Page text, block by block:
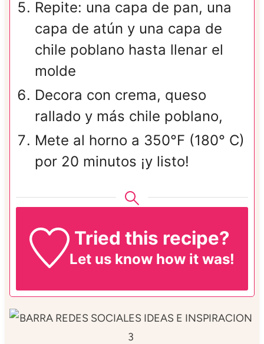
Repite: una capa de pan, una
capa de atún y una capa de
chile poblano hasta llenar el
molde
Decora con crema, queso
rallado y más chile poblano,
Mete al horno a 350°F (180° C)
por 20 minutos ¡y listo!
Tried this recipe?
Let us know how it was!